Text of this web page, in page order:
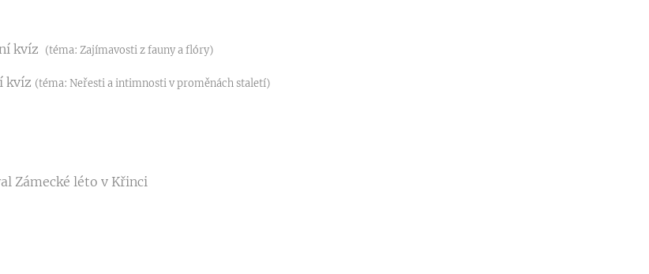
kvíz (téma: Zajímavosti z fauny a flóry)
kvíz (téma: Neřesti a intimnosti v proměnách staletí)
Zámecké léto v Křinci